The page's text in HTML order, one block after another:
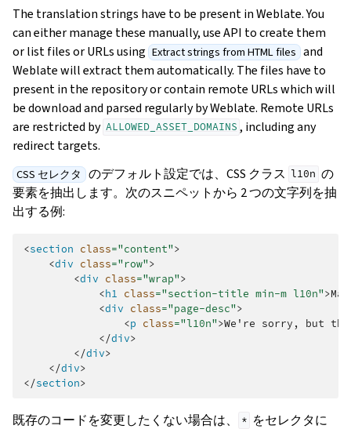
The translation strings have to be present in Weblate. You
can either manage these manually, use API to create them
or list files or URLs using Extract strings from HTML files and
Weblate will extract them automatically. The files have to
present in the repository or contain remote URLs which will
be download and parsed regularly by Weblate. Remote URLs
are restricted by ALLOWED_ASSET_DOMAINS , including any
redirect targets.
CSS セレクタ のデフォルト設定では、CSS クラス l10n の
要素を抽出します。次のスニペットから 2 つの文字列を抽
出する例:
<section class="content">
<div class="row">
<div class="wrap">
<h1 class="section-title min-m l10n">
<div class="page-desc">
<p class="l10n">We're sorry, but
</div>
</div>
</div>
</section>
既存のコードを変更したくない場合は、 * をセレクタに